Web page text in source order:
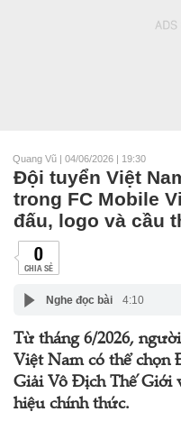
Quang Vũ | 04/06/2026 | 19:30
Đội tuyển Việt
trong FC Mobile
đấu, logo và cầu
0
CHIA SẺ
Nghe đọc bài 4:10
Từ tháng 6/2026,
Việt Nam có thể chọn
Giải Vô Địch Thế Giới
hiệu chính thức.